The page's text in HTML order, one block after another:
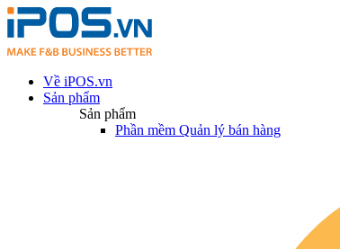
Về iPOS.vn
Sản phẩm
Sản phẩm
Phần mềm Quản lý bán hàng